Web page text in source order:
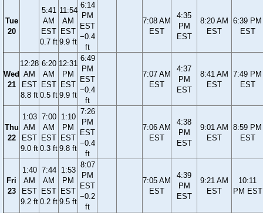
Tue
20
5:41
AM
EST
0.7 ft
11:54
AM
EST
9.9 ft
6:14
PM
EST
−0.4
ft
7:08 AM
EST
4:35
PM
EST
8:20 AM
EST
6:39 PM
EST
Wed
21
12:28
AM
EST
8.8 ft
6:20
AM
EST
0.5 ft
12:31
PM
EST
9.9 ft
6:49
PM
EST
−0.4
ft
7:07 AM
EST
4:37
PM
EST
8:41 AM
EST
7:49 PM
EST
Thu
22
1:03
AM
EST
9.0 ft
7:00
AM
EST
0.3 ft
1:10
PM
EST
9.8 ft
7:26
PM
EST
−0.4
ft
7:06 AM
EST
4:38
PM
EST
9:01 AM
EST
8:59 PM
EST
Fri
23
1:40
AM
EST
9.2 ft
7:44
AM
EST
0.2 ft
1:53
PM
EST
9.5 ft
8:07
PM
EST
−0.2
ft
7:05 AM
EST
4:39
PM
EST
9:21 AM
EST
10:11
PM EST